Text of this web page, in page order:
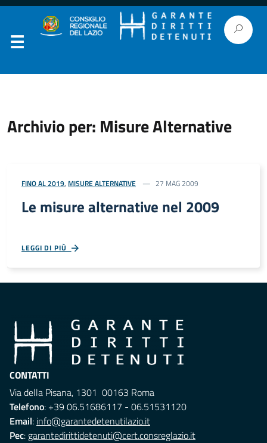
Archivio per: Misure Alternative
FINO AL 2019, MISURE ALTERNATIVE 27 MAG 2009
Le misure alternative nel 2009
LEGGI DI PIÙ
CONTATTI
Via della Pisana, 1301 00163 Roma
Telefono: +39 06.51686117 - 06.51531120
Email: info@garantedetenutilazio.it
Pec: garantedirittidetenuti@cert.consreglazio.it